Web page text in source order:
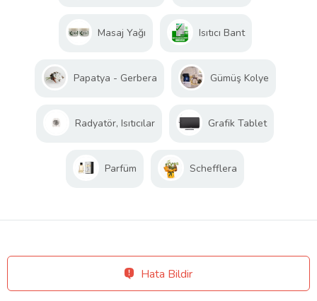
Masaj Yağı Isıtıcı Bant
Papatya - Gerbera Gümüş Kolye
Radyatör, Isıtıcılar Grafik Tablet
Parfüm Schefflera
Hata Bildir